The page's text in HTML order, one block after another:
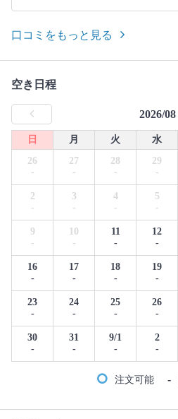
口コミをもっと見る
空き日程
2026/08
日 月 火 水
26
-
27
-
28
-
29
-
2
-
3
-
4
-
5
-
9
-
10
-
11
-
12
-
16
-
17
-
18
-
19
-
23
-
24
-
25
-
26
-
30
-
31
-
9/1
-
2
-
注文可能 -